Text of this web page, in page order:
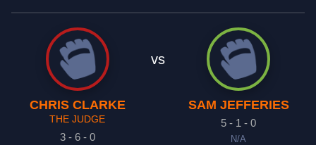
CHRIS CLARKE
THE JUDGE
3 - 6 - 0
vs
SAM JEFFERIES
5 - 1 - 0
N/A